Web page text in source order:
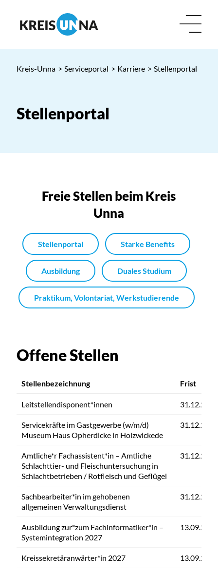
Kreis-Unna > Serviceportal > Karriere > Stellenportal
Stellenportal
Freie Stellen beim Kreis
Unna
Stellenportal Starke Benefits
Ausbildung Duales Studium
Praktikum, Volontariat, Werkstudierende
Offene Stellen
Stellenbezeichnung Frist
Leitstellendisponent*innen 31.12.2026
Servicekräfte im Gastgewerbe (w/m/d)
Museum Haus Opherdicke in Holzwickede
31.12.2026
Amtliche*r Fachassistent*in – Amtliche
Schlachttier- und Fleischuntersuchung in
Schlachtbetrieben / Rotfleisch und Geflügel
31.12.2026
Sachbearbeiter*in im gehobenen
allgemeinen Verwaltungsdienst
31.12.2026
Ausbildung zur*zum Fachinformatiker*in –
Systemintegration 2027
13.09.2026
Kreissekretäranwärter*in 2027 13.09.2026